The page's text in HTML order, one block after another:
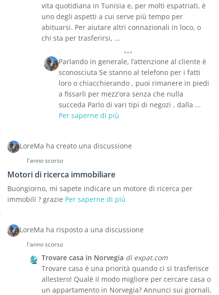
vita quotidiana in Tunisia e, per molti espatriati, è
uno degli aspetti a cui serve più tempo per
abituarsi. Per aiutare altri connazionali in loco, o
chi sta per trasferirsi, ...
Parlando in generale, l’attenzione al cliente è
sconosciuta Se stanno al telefono per i fatti
loro o chiacchierando , puoi rimanere in piedi
a fissarli per mezz’ora senza che nulla
succeda Parlo di vari tipi di negozi , dalla ...
Per saperne di più
LoreMa ha creato una discussione
l'anno scorso
Motori di ricerca immobiliare
Buongiorno, mi sapete indicare un motore di ricerca per
immobili ? grazie Per saperne di più
LoreMa ha risposto a una discussione
l'anno scorso
Trovare casa in Norvegia di expat.com
Trovare casa è una priorità quando ci si trasferisce
allestero! Qualè il modo migliore per cercare casa o
un appartamento in Norvegia? Annunci sui giornali,